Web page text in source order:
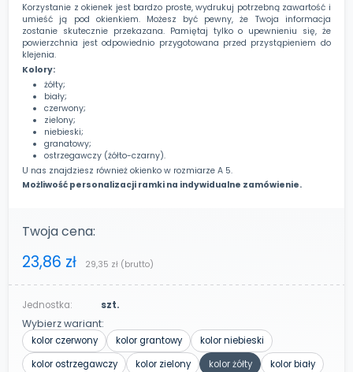
Korzystanie z okienek jest bardzo proste, wydrukuj potrzebną zawartość i
umieść ją pod okienkiem. Możesz być pewny, że Twoja informacja
zostanie skutecznie przekazana. Pamiętaj tylko o upewnieniu się, że
powierzchnia jest odpowiednio przygotowana przed przystąpieniem do
klejenia.
Kolory:
żółty;
biały;
czerwony;
zielony;
niebieski;
granatowy;
ostrzegawczy (żółto-czarny).
U nas znajdziesz również okienko w rozmiarze A 5.
Możliwość personalizacji ramki na indywidualne zamówienie.
Twoja cena:
23,86 zł 29,35 zł (brutto)
Jednostka: szt.
Wybierz wariant:
kolor czerwony kolor grantowy
kolor niebieski
kolor ostrzegawczy
kolor zielony kolor żółty kolor biały